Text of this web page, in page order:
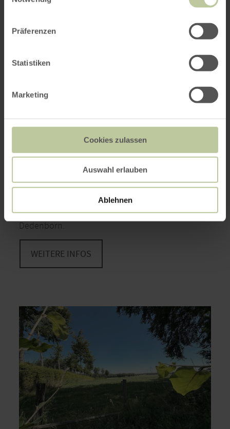
Präferenzen
Statistiken
Marketing
Cookies zulassen
Auswahl erlauben
Ablehnen
Mullion-Struktur Felsen
SIMMERATH
Besondere Mullion-Strukturen in Simmerath-
Dedenborn.
WEITERE INFOS